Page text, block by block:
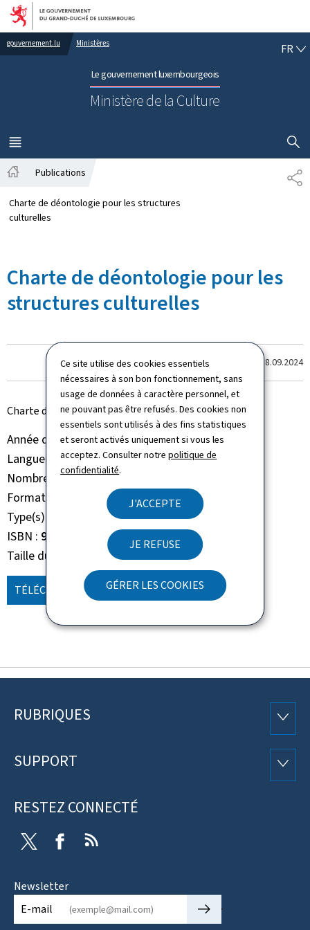
Ce site utilise des cookies essentiels
nécessaires à son bon fonctionnement, sans
usage de données à caractère personnel, et
ne pouvant pas être refusés. Des cookies non
essentiels sont utilisés à des fins statistiques
et seront activés uniquement si vous les
acceptez. Consulter notrepolitique de
confidentialité.
J'ACCEPTE
JE REFUSE
GÉRER LES COOKIES
Aller au menu principal
Aller au contenu
gouvernement.lu Ministères
Le gouvernement luxembourgeois
Ministère de la Culture
FR
MENU
PRINCIPAL
Publications
Charte de déontologie pour les structures
culturelles
Charte de déontologie pour les
structures culturelles
Dernière modification le 18.09.2024
Charte de déontologie pour les structures culturelles
Année de parution 2022
Langue(s)
Français
Nombre de pages 31 page(s)
Format du document
Pdf
Type(s)
Rapport Etude Analyse
ISBN 978-2-87984-127-4
Taille du fichier
670 Ko
TÉLÉCHARGER (FR, PDF - 670 KO)
Pied
page
RUBRIQUES
SUPPORT
RESTEZ CONNECTÉ
Twitter Facebook
Newsletter
E-mail
🡒